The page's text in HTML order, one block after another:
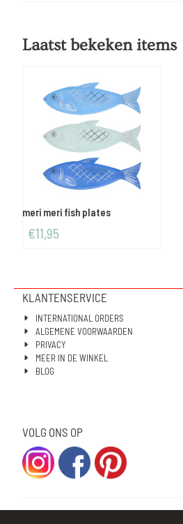
Laatst bekeken items
meri meri fish plates
€11,95
KLANTENSERVICE
INTERNATIONAL ORDERS
ALGEMENE VOORWAARDEN
PRIVACY
MEER IN DE WINKEL
BLOG
VOLG ONS OP